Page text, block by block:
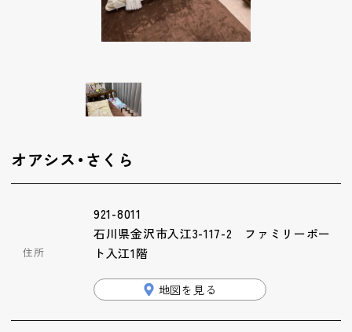
毛穴洗浄＆リフトア
ラジオ波
オアシス・さくら
住所
921-8011
石川県金沢市入江3-117-2 ファミリーポー
ト入江1階
地図を見る